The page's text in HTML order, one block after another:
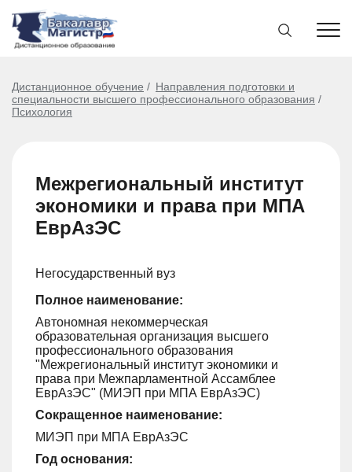
Дистанционное обучение
Направления подготовки и
специальности высшего профессионального образования
Психология
Межрегиональный институт
экономики и права при МПА
ЕврАзЭС
Негосударственный вуз
Полное наименование:
Автономная некоммерческая
образовательная организация высшего
профессионального образования
"Межрегиональный институт экономики и
права при Межпарламентной Ассамблее
ЕврАзЭС" (МИЭП при МПА ЕврАзЭС)
Сокращенное наименование:
МИЭП при МПА ЕврАзЭС
Год основания: